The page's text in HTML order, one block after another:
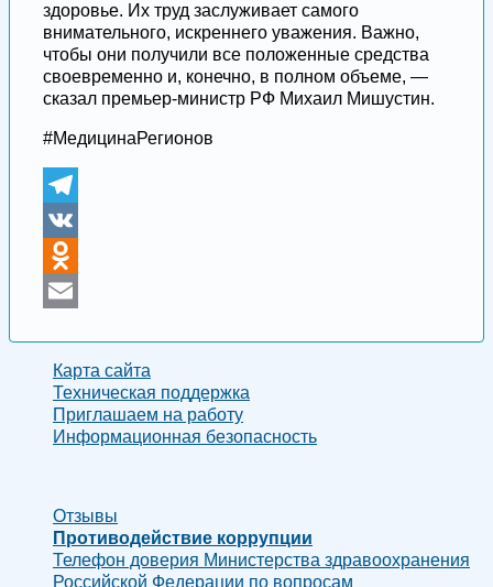
здоровье. Их труд заслуживает самого
внимательного, искреннего уважения. Важно,
чтобы они получили все положенные средства
своевременно и, конечно, в полном объеме, —
сказал премьер-министр РФ Михаил Мишустин.
#МедицинаРегионов
Telegram
VK
Odnoklassniki
Карта сайта
Техническая поддержка
Приглашаем на работу
Информационная безопасность
Отзывы
Противодействие коррупции
Телефон доверия Министерства здравоохранения
Российской Федерации по вопросам